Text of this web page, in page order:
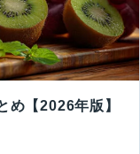
【2026年版】